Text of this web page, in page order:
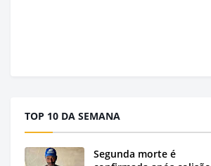
TOP 10 DA SEMANA
Segunda morte é